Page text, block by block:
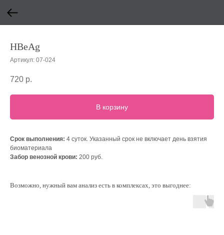
HBeAg
Артикул: 07-024
720 р.
В корзину
Срок выполнения: 4 суток. Указанный срок не включает день взятия
биоматериала
Забор венозной крови: 200 руб.
Возможно, нужный вам анализ есть в комплексах, это выгоднее: